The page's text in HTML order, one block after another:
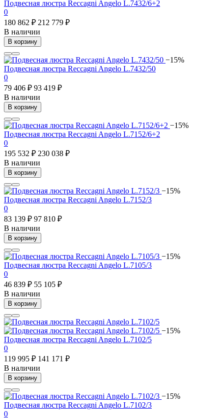
Подвесная люстра Reccagni Angelo L.7432/6+2
0
180 862 ₽ 212 779 ₽
В наличии
В корзину
−15%
Подвесная люстра Reccagni Angelo L.7432/50
0
79 406 ₽ 93 419 ₽
В наличии
В корзину
−15%
Подвесная люстра Reccagni Angelo L.7152/6+2
0
195 532 ₽ 230 038 ₽
В наличии
В корзину
−15%
Подвесная люстра Reccagni Angelo L.7152/3
0
83 139 ₽ 97 810 ₽
В наличии
В корзину
−15%
Подвесная люстра Reccagni Angelo L.7105/3
0
46 839 ₽ 55 105 ₽
В наличии
В корзину
−15%
Подвесная люстра Reccagni Angelo L.7102/5
0
119 995 ₽ 141 171 ₽
В наличии
В корзину
−15%
Подвесная люстра Reccagni Angelo L.7102/3
0